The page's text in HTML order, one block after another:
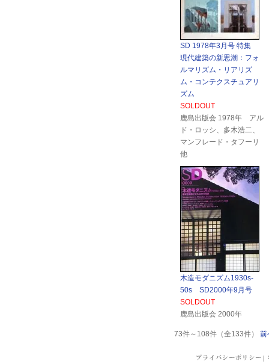
SD 1978年3月号 特集
現代建築の新思潮：フォ
ルマリズム・リアリズ
ム・コンテクスチュアリ
ズム
SOLDOUT
鹿島出版会 1978年 アル
ド・ロッシ、多木浩二、
マンフレード・タフーリ
他
木造モダニズム1930s-
50s SD2000年9月号
SOLDOUT
鹿島出版会 2000年
73件～108件（全133件） 前
|